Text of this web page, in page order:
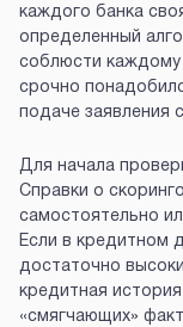
каждого банка
определенный
соблюсти каждому
срочно
подаче заявления
Для начала
Справки о
самостоятельно
Если в кредитном
достаточно
кредитная
«смягчающих»